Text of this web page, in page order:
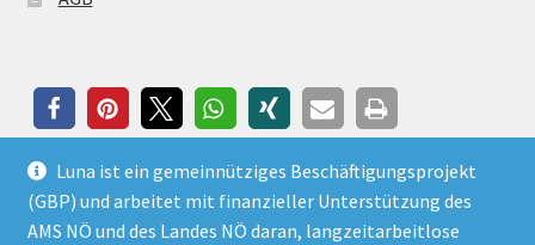
Luna ist ein gemeinnütziges Beschäftigungsprojekt
(GBP) und arbeitet mit finanzieller Unterstützung des
AMS NÖ und des Landes NÖ daran, langzeitarbeitlose